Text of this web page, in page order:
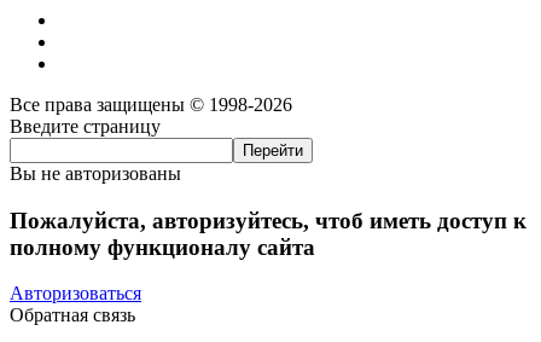
Все права защищены © 1998-2026
Введите страницу
Вы не авторизованы
Пожалуйста, авторизуйтесь, чтоб иметь доступ к
полному функционалу сайта
Авторизоваться
Обратная связь